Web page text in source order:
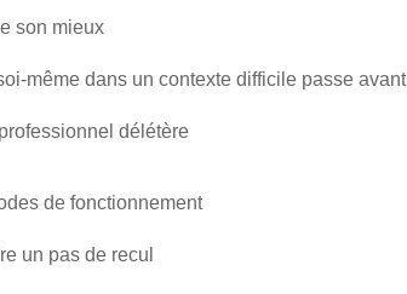
son mieux
même dans un contexte difficile passe avant
délétère
de fonctionnement
un pas de recul